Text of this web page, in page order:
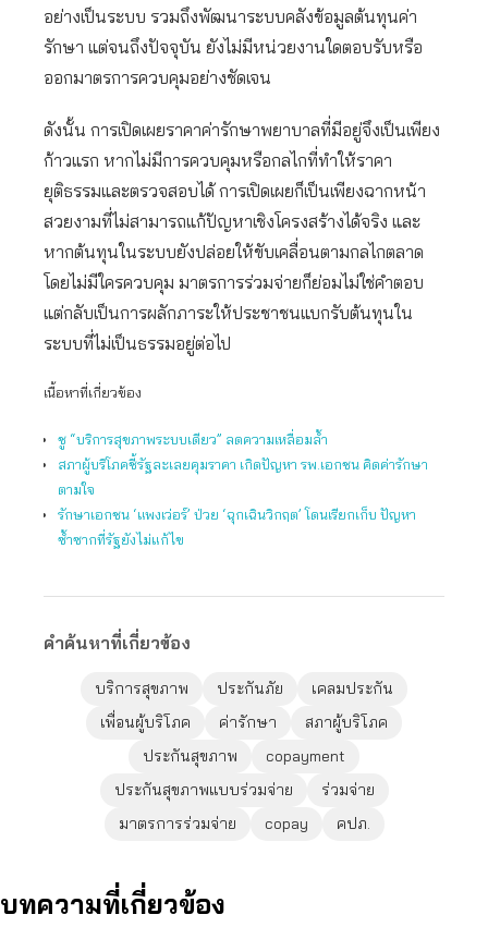
อย่างเป็นระบบ รวมถึงพัฒนาระบบคลังข้อมูลต้นทุนค่า
รักษา แต่จนถึงปัจจุบัน ยังไม่มีหน่วยงานใดตอบรับหรือ
ออกมาตรการควบคุมอย่างชัดเจน
ดังนั้น การเปิดเผยราคาค่ารักษาพยาบาลที่มีอยู่จึงเป็นเพียง
ก้าวแรก หากไม่มีการควบคุมหรือกลไกที่ทำให้ราคา
ยุติธรรมและตรวจสอบได้ การเปิดเผยก็เป็นเพียงฉากหน้า
สวยงามที่ไม่สามารถแก้ปัญหาเชิงโครงสร้างได้จริง และ
หากต้นทุนในระบบยังปล่อยให้ขับเคลื่อนตามกลไกตลาด
โดยไม่มีใครควบคุม มาตรการร่วมจ่ายก็ย่อมไม่ใช่คำตอบ
แต่กลับเป็นการผลักภาระให้ประชาชนแบกรับต้นทุนใน
ระบบที่ไม่เป็นธรรมอยู่ต่อไป
เนื้อหาที่เกี่ยวข้อง
ชู “บริการสุขภาพระบบเดียว” ลดความเหลื่อมล้ำ
สภาผู้บริโภคชี้รัฐละเลยคุมราคา เกิดปัญหา รพ.เอกชน คิดค่ารักษา
ตามใจ
รักษาเอกชน ‘แพงเว่อร์’ ป่วย ‘ฉุกเฉินวิกฤต’ โดนเรียกเก็บ ปัญหา
ซ้ำซากที่รัฐยังไม่แก้ไข
คำค้นหาที่เกี่ยวข้อง
บริการสุขภาพ ประกันภัย
เคลมประกัน
เพื่อนผู้บริโภค
ค่ารักษา
สภาผู้บริโภค
ประกันสุขภาพ
copayment
ประกันสุขภาพแบบร่วมจ่าย
ร่วมจ่าย
มาตรการร่วมจ่าย
copay คปภ.
บทความที่เกี่ยวข้อง